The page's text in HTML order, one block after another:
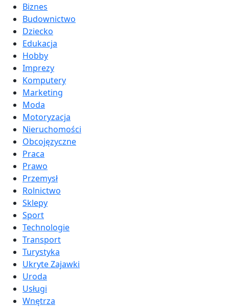
Biznes
Budownictwo
Dziecko
Edukacja
Hobby
Imprezy
Komputery
Marketing
Moda
Motoryzacja
Nieruchomości
Obcojęzyczne
Praca
Prawo
Przemysł
Rolnictwo
Sklepy
Sport
Technologie
Transport
Turystyka
Ukryte Zajawki
Uroda
Usługi
Wnętrza